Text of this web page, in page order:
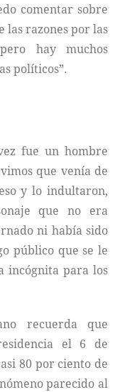
comentar sobre
las razones por las
hay muchos
políticos”.
fue un hombre
que venía de
y lo indultaron,
que no era
ni había sido
público que se le
incógnita para los
recuerda que
el 6 de
80 por ciento de
parecido al